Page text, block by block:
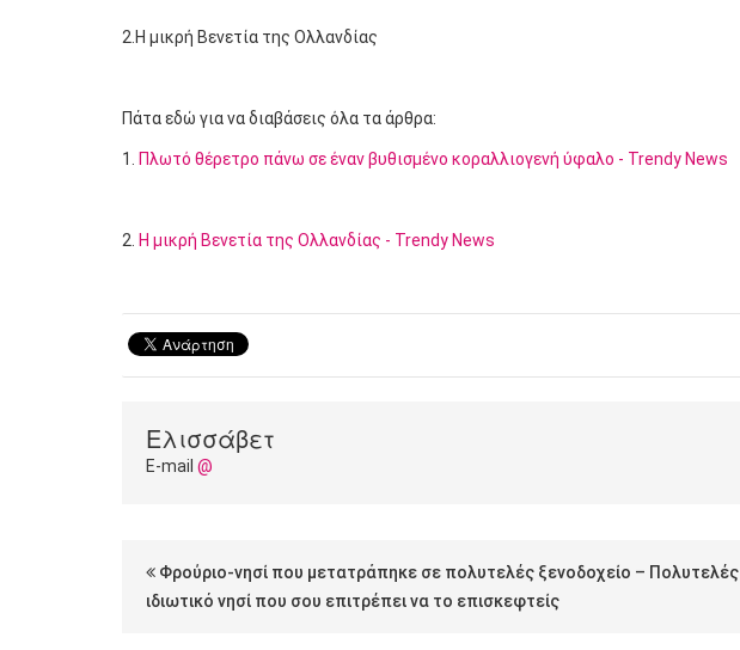
2.Η μικρή Βενετία της Ολλανδίας
Πάτα εδώ για να διαβάσεις όλα τα άρθρα:
1. Πλωτό θέρετρο πάνω σε έναν βυθισμένο κοραλλιογενή ύφαλο - Trendy News
2. Η μικρή Βενετία της Ολλανδίας - Trendy News
Ελισσάβετ
E-mail @
Φρούριο-νησί που μετατράπηκε σε πολυτελές ξενοδοχείο – Πολυτελές
ιδιωτικό νησί που σου επιτρέπει να το επισκεφτείς